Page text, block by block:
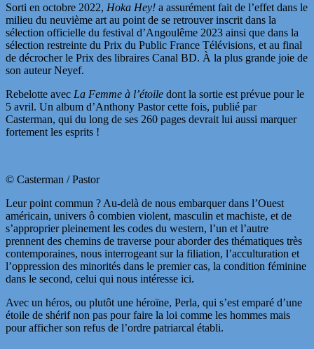
Sorti en octobre 2022, Hoka Hey! a assurément fait de l’effet dans le
milieu du neuvième art au point de se retrouver inscrit dans la
sélection officielle du festival d’Angoulême 2023 ainsi que dans la
sélection restreinte du Prix du Public France Télévisions, et au final
de décrocher le Prix des libraires Canal BD. À la plus grande joie de
son auteur Neyef.
Rebelotte avec La Femme à l’étoile dont la sortie est prévue pour le
5 avril. Un album d’Anthony Pastor cette fois, publié par
Casterman, qui du long de ses 260 pages devrait lui aussi marquer
fortement les esprits !
© Casterman / Pastor
Leur point commun ? Au-delà de nous embarquer dans l’Ouest
américain, univers ô combien violent, masculin et machiste, et de
s’approprier pleinement les codes du western, l’un et l’autre
prennent des chemins de traverse pour aborder des thématiques très
contemporaines, nous interrogeant sur la filiation, l’acculturation et
l’oppression des minorités dans le premier cas, la condition féminine
dans le second, celui qui nous intéresse ici.
Avec un héros, ou plutôt une héroïne, Perla, qui s’est emparé d’une
étoile de shérif non pas pour faire la loi comme les hommes mais
pour afficher son refus de l’ordre patriarcal établi.